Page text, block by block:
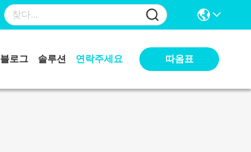
블로그 솔루션 연락주세요 따옴표